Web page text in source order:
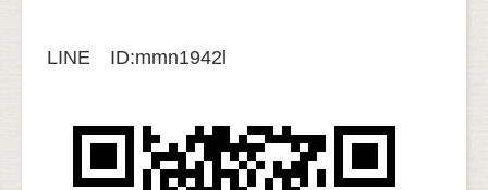
LINE ID:mmn1942l